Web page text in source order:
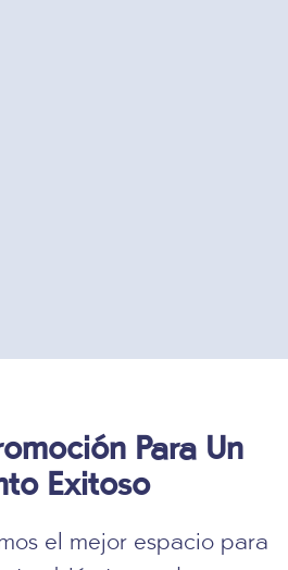
Para Un
Exitoso
el mejor espacio para